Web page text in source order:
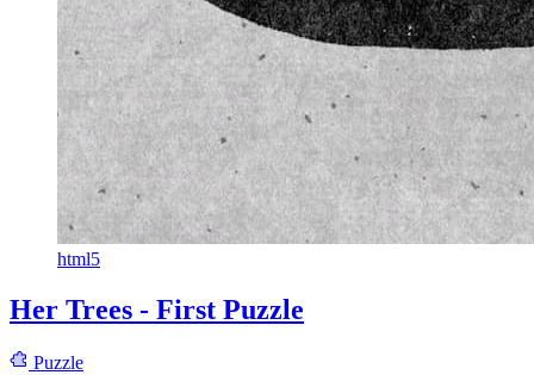
html5
Her Trees - First Puzzle
Puzzle